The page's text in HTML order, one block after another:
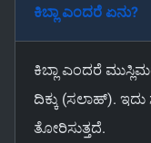
ಕಿಬ್ಲಾ ಎಂದರೆ ಏನು?
ಕಿಬ್ಲಾ ಎಂದರೆ
ದಿಕ್ಕು (ಸಲಾಹ್).
ತೋರಿಸುತ್ತದೆ.